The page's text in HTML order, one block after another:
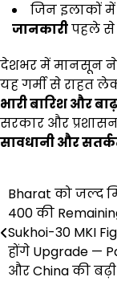
जिन इलाकों में
जानकारीपहले से
देशभर में मानसून ने
यह गर्मी से राहत
भारी बारिश और बाढ़
सरकार और
सावधानी और
Post
navigation
Bharat को जल्द
400 की
Sukhoi-30 MKI
होंगे Upgrade —
और China की